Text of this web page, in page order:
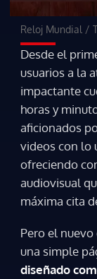
Reloj Mundial /
Desde el
usuarios a la
impactante
horas y
aficionados
videos con lo
ofreciendo
audiovisual
máxima cita
Pero el
una simple
diseñado